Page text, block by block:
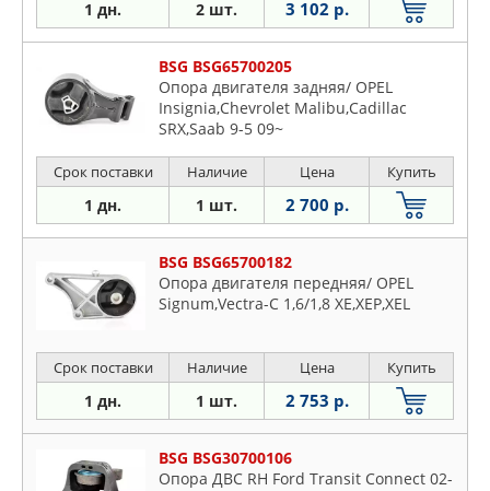
1 дн. 2 шт. 3 102 р.
BSG BSG65700205
Опора двигателя задняя/ OPEL
Insignia,Chevrolet Malibu,Cadillac
SRX,Saab 9-5 09~
Срок поставки Наличие Цена Купить
1 дн. 1 шт. 2 700 р.
BSG BSG65700182
Опора двигателя передняя/ OPEL
Signum,Vectra-C 1,6/1,8 XE,XEP,XEL
Срок поставки Наличие Цена Купить
1 дн. 1 шт. 2 753 р.
BSG BSG30700106
Опора ДВС RH Ford Transit Connect 02-